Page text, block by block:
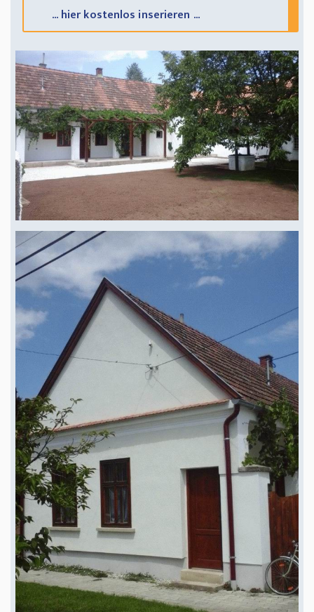
... hier kostenlos inserieren ...